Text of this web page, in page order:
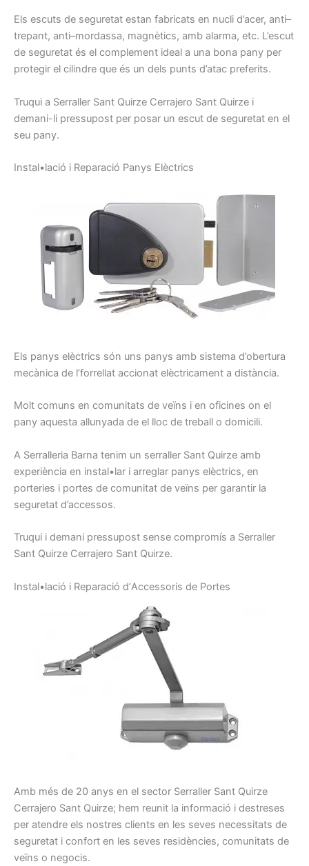
Els escuts de seguretat estan fabricats en nucli d’acer, anti–
trepant, anti–mordassa, magnètics, amb alarma, etc. L’escut
de seguretat és el complement ideal a una bona pany per
protegir el cilindre que és un dels punts d’atac preferits.
Truqui a Serraller Sant Quirze Cerrajero Sant Quirze i
demani-li pressupost per posar un escut de seguretat en el
seu pany.
Instal•lació i Reparació Panys Elèctrics
Els panys elèctrics són uns panys amb sistema d’obertura
mecànica de l’forrellat accionat elèctricament a distància.
Molt comuns en comunitats de veïns i en oficines on el
pany aquesta allunyada de el lloc de treball o domicili.
A Serralleria Barna tenim un serraller Sant Quirze amb
experiència en instal•lar i arreglar panys elèctrics, en
porteries i portes de comunitat de veïns per garantir la
seguretat d’accessos.
Truqui i demani pressupost sense compromís a Serraller
Sant Quirze Cerrajero Sant Quirze.
Instal•lació i Reparació d’Accessoris de Portes
Amb més de 20 anys en el sector Serraller Sant Quirze
Cerrajero Sant Quirze; hem reunit la informació i destreses
per atendre els nostres clients en les seves necessitats de
seguretat i confort en les seves residències, comunitats de
veïns o negocis.